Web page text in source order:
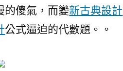
的傻氣，而變新古典設計
公式逼迫的代數題。。